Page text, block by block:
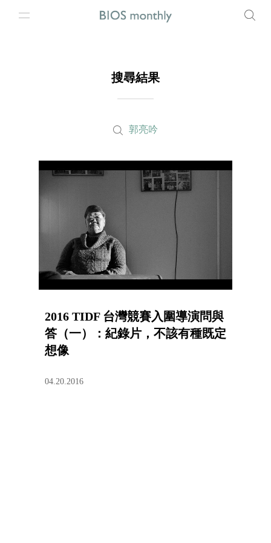
搜尋結果
郭亮吟
2016 TIDF 台灣競賽入圍導演問與
答（一）：紀錄片，不該有種既定
想像
04.20.2016